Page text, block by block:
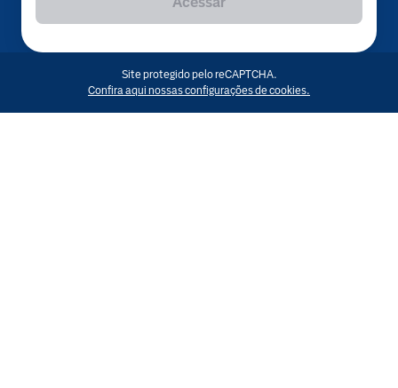
Site protegido pelo reCAPTCHA.
Confira aqui nossas configurações de cookies.